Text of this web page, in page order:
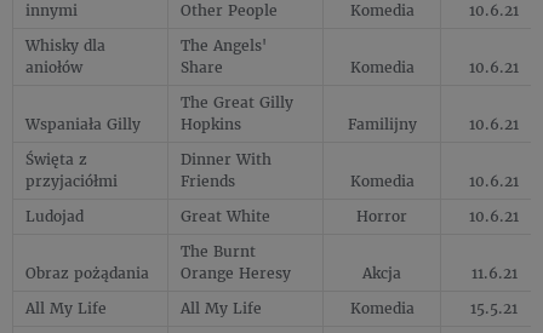
innymi
Other People
Komedia
10.6.21
Whisky dla
aniołów
The Angels'
Share
Komedia 10.6.21
Wspaniała Gilly
The Great Gilly
Hopkins
Familijny
10.6.21
Święta z
przyjaciółmi
Dinner With
Friends
Komedia
10.6.21
Ludojad
Great White Horror 10.6.21
Obraz pożądania
The Burnt
Orange Heresy
Akcja
11.6.21
All My Life
All My Life Komedia
15.5.21